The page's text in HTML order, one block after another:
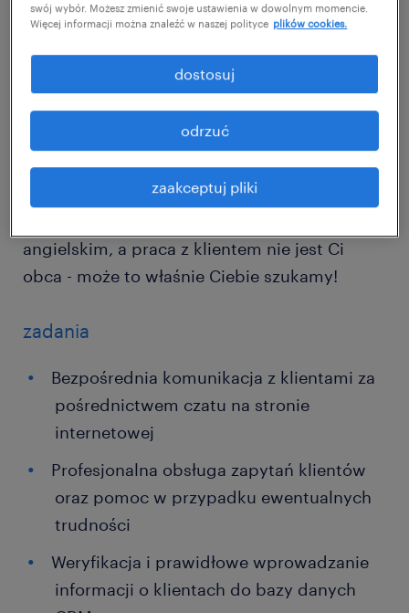
Dla jednego z naszych klientów -
międzynarodowej firmy z branży automatyki
przemysłowej poszukujemy nowej osoby do
zespołu na stanowisko Chat Operator with
Jeśli poszukujesz pracy zdalnej, płynnie
angielskim, a praca z klientem nie jest Ci
obca - może to właśnie Ciebie szukamy!
zadania
Bezpośrednia komunikacja z klientami za
pośrednictwem czatu na stronie
internetowej
Profesjonalna obsługa zapytań klientów
oraz pomoc w przypadku ewentualnych
trudności
Weryfikacja i prawidłowe wprowadzanie
informacji o klientach do bazy danych
swój wybór. Możesz zmienić swoje ustawienia w dowolnym momencie.
Więcej informacji można znaleźć w naszej polityce plików cookies.
zaakceptuj pliki
odrzuć
dostosuj